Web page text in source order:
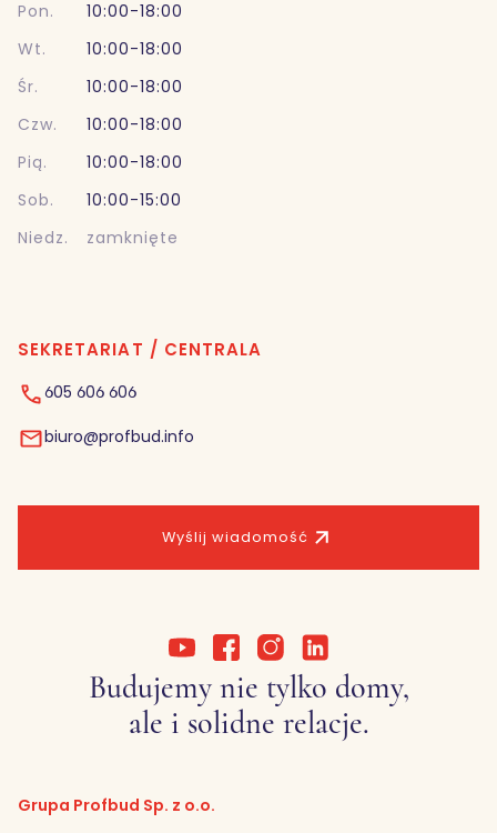
Wyślij wiadomość
Pon.
10:00-18:00
Wt.
10:00-18:00
Śr.
10:00-18:00
Czw.
10:00-18:00
Pią.
10:00-18:00
Sob.
10:00-15:00
Niedz.
zamknięte
SEKRETARIAT / CENTRALA
605 606 606
biuro@profbud.info
Budujemy nie tylko domy,
ale i solidne relacje.
Grupa Profbud Sp. z o.o.